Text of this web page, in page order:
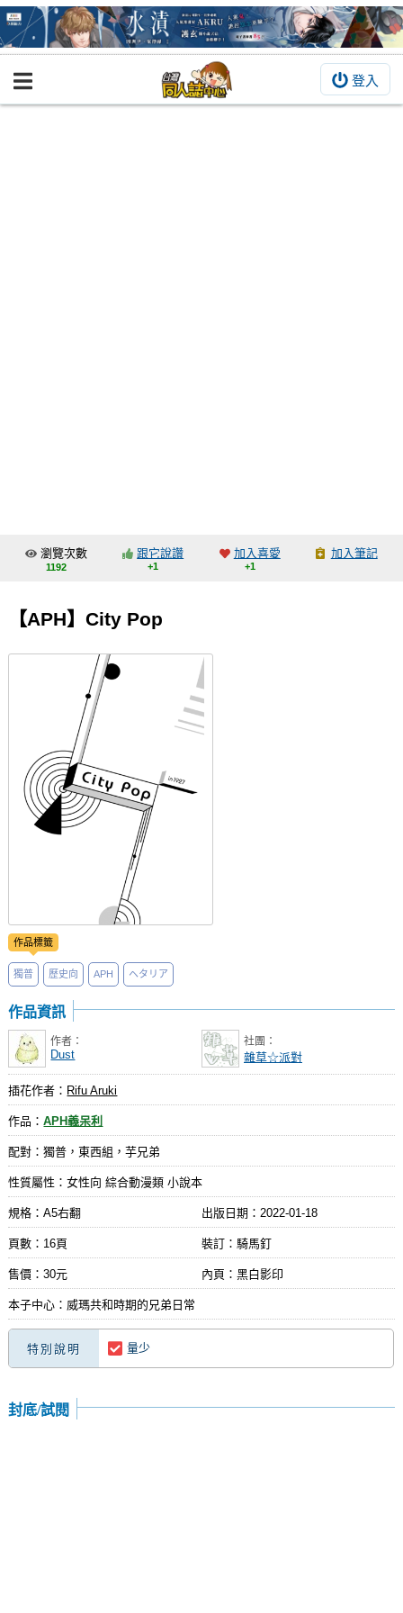
登入
BOOKY書集倉庫
交流中心
會員功能選單
註冊會員
瀏覽次數
1192
跟它說讚
+1
加入喜愛
+1
加入筆記
【APH】City Pop
作品標籤
獨普 歷史向 APH ヘタリア
作品資訊
作者：
Dust
社團：
雜草☆派對
插花作者： Rifu Aruki
作品：APH義呆利
配對：獨普，東西組，芋兄弟
性質屬性：女性向 綜合動漫類 小說本
規格：A5右翻 出版日期： 2022-01-18
頁數：16頁 裝訂：騎馬釘
售價：30元 內頁：黑白影印
本子中心：威瑪共和時期的兄弟日常
特別說明 量少
封底/試閱